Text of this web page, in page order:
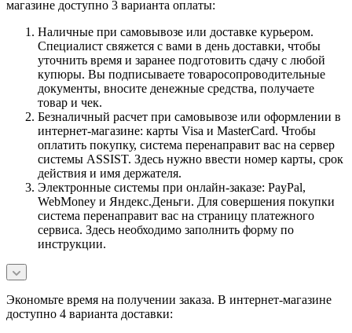
магазине доступно 3 варианта оплаты:
Наличные при самовывозе или доставке курьером.
Специалист свяжется с вами в день доставки, чтобы
уточнить время и заранее подготовить сдачу с любой
купюры. Вы подписываете товаросопроводительные
документы, вносите денежные средства, получаете
товар и чек.
Безналичный расчет при самовывозе или оформлении в
интернет-магазине: карты Visa и MasterCard. Чтобы
оплатить покупку, система перенаправит вас на сервер
системы ASSIST. Здесь нужно ввести номер карты, срок
действия и имя держателя.
Электронные системы при онлайн-заказе: PayPal,
WebMoney и Яндекс.Деньги. Для совершения покупки
система перенаправит вас на страницу платежного
сервиса. Здесь необходимо заполнить форму по
инструкции.
Экономьте время на получении заказа. В интернет-магазине
доступно 4 варианта доставки: